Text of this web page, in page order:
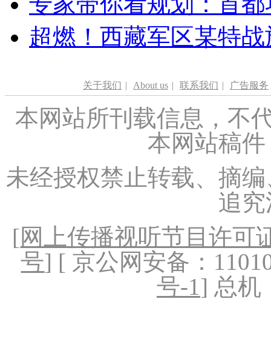
超燃！西藏军区某特
关于我们 | About us | 联系我们 | 广告服务
本网站所刊载信息，不
本网站稿
未经授权禁止转载、摘
追
[网上传播视听节目许可
号] [ 京公网安备：
号-1] 总机